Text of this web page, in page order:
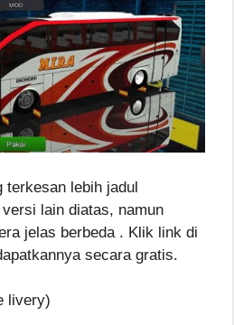
terkesan lebih jadul
lain diatas, namun
jelas berbeda . Klik link di
secara gratis.
livery)